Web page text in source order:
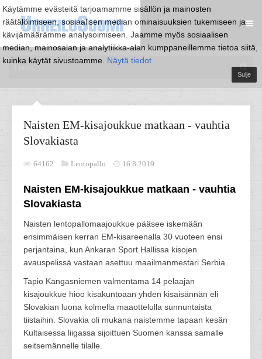
Käytämme evästeitä tarjoamamme sisällön ja mainosten
räätälöimiseen, sosiaalisen median ominaisuuksien tukemiseen ja
kävijämäärämme analysoimiseen. Jaamme myös sosiaalisen
median, mainosalan ja analytiikka-alan kumppaneillemme tietoa siitä,
kuinka käytät sivustoamme. Näytä tiedot
Sulje
Naisten EM-kisajoukkue matkaan - vauhtia
Slovakiasta
64162 Lentopallo 16.8.2019
Naisten EM-kisajoukkue matkaan - vauhtia
Slovakiasta
Naisten lentopallomaajoukkue pääsee iskemään
ensimmäisen kerran EM-kisareenalla 30 vuoteen ensi
perjantaina, kun Ankaran Sport Hallissa kisojen
avauspelissä vastaan asettuu maailmanmestari Serbia.
Tapio Kangasniemen valmentama 14 pelaajan
kisajoukkue hioo kisakuntoaan yhden kisaisännän eli
Slovakian luona kolmella maaottelulla sunnuntaista
tiistaihin. Slovakia oli mukana naistemme tapaan kesän
Kultaisessa liigassa sijoittuen Suomen kanssa samalle
seitsemännelle tilalle.